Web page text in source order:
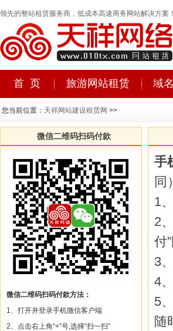
领先的整站租赁服务商，低成本高速商务网站解决方案！
首 页 旅游网站租赁 域
您当前位置： 天祥网站建设租赁网 >>
微信二维码扫码付款
微信二维码扫码付款方法：
1、打开并登录手机微信客户端
2、点击右上角“+”号,选择“扫一扫”
手
同）
1
2
付
3
4
5
随